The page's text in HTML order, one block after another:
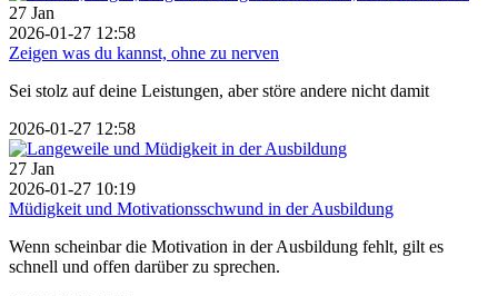
27 Jan
2026-01-27 12:58
Zeigen was du kannst, ohne zu nerven
Sei stolz auf deine Leistungen, aber störe andere nicht damit
2026-01-27 12:58
27 Jan
2026-01-27 10:19
Müdigkeit und Motivationsschwund in der Ausbildung
Wenn scheinbar die Motivation in der Ausbildung fehlt, gilt es
schnell und offen darüber zu sprechen.